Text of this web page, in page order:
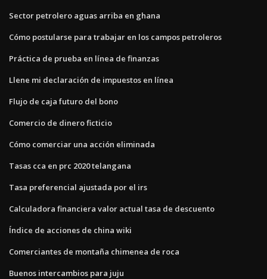
Sector petrolero aguas arriba en ghana
Cómo postularse para trabajar en los campos petroleros
Práctica de prueba en línea de finanzas
Llene mi declaración de impuestos en línea
Flujo de caja futuro del bono
Comercio de dinero ficticio
Cómo comerciar una acción eliminada
Tasas cca en prc 2020 telangana
Tasa preferencial ajustada por el irs
Calculadora financiera valor actual tasa de descuento
Índice de acciones de china wiki
Comerciantes de montaña chimenea de roca
Buenos intercambios para juju